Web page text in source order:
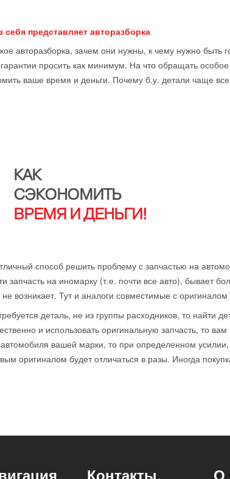
себя представляет авторазборка
авторазборка, зачем они нужны, к чему нужно быть
просить как минимум. На что обращать
ваше время и деньги. Почему б.у. детали чаще
КАК
СЭКОНОМИТЬ
ВРЕМЯ И ДЕНЬГИ!
способ решить проблему с запчастью на
запчасть на иномарку (т.е. почти все авто), бывает
возникает. Тут и аналоги совместимые с
деталь, не из группы расходников, то найти
и использовать оригинальную запчасть, то
вашей марки, то при определенном
оригиналом будет отличаться в разы. Иногда
Контакты О